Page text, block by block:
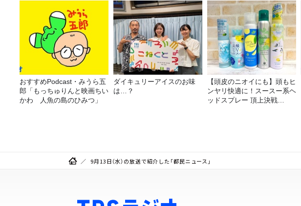
おすすめPodcast・みうら五
郎「もっちゅりんと映画ちい
かわ 人魚の島のひみつ」
ダイキュリーアイスのお味
は…？
【頭皮のニオイにも】頭もヒ
ンヤリ快適に！スースー系ヘ
ッドスプレー 頂上決戦
9月13日（水）の放送で紹介した「都民ニュース」